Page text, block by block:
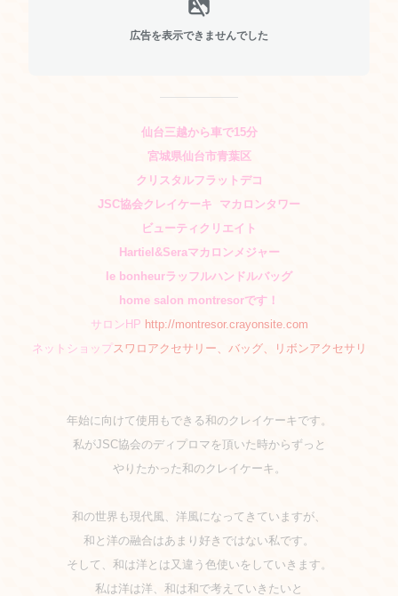
広告を表示できませんでした
仙台三越から車で15分
宮城県仙台市青葉区
クリスタルフラットデコ
JSC協会クレイケーキ マカロンタワー
ビューティクリエイト
Hartiel&Seraマカロンメジャー
le bonheurラッフルハンドルバッグ
home salon montresorです！
サロンHP http://montresor.crayonsite.com
ネットショップ スワロアクセサリー、バッグ、リボンアクセサリ
年始に向けて使用もできる和のクレイケーキです。
私がJSC協会のディプロマを頂いた時からずっと
やりたかった和のクレイケーキ。
和の世界も現代風、洋風になってきていますが、
和と洋の融合はあまり好きではない私です。
そして、和は洋とは又違う色使いをしていきます。
私は洋は洋、和は和で考えていきたいと